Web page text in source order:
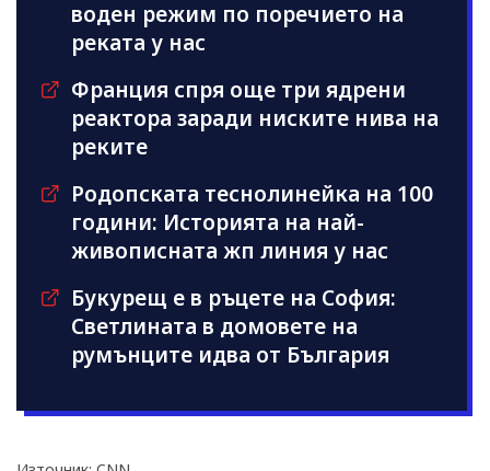
воден режим по поречието на
реката у нас
Франция спря още три ядрени
реактора заради ниските нива на
реките
Родопската теснолинейка на 100
години: Историята на най-
живописната жп линия у нас
Букурещ е в ръцете на София:
Светлината в домовете на
румънците идва от България